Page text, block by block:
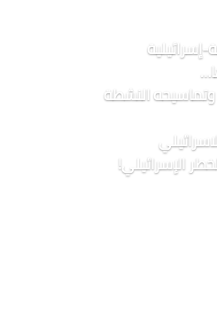
النشطة
الإسرائيلي!